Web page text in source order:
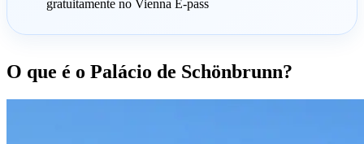
gratuitamente no Vienna E-pass
O que é o Palácio de Schönbrunn?